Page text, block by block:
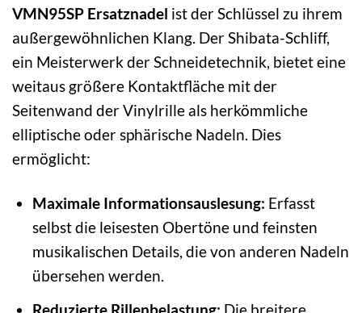
VMN95SP Ersatznadel ist der Schlüssel zu ihrem
außergewöhnlichen Klang. Der Shibata-Schliff,
ein Meisterwerk der Schneidetechnik, bietet eine
weitaus größere Kontaktfläche mit der
Seitenwand der Vinylrille als herkömmliche
elliptische oder sphärische Nadeln. Dies
ermöglicht:
Maximale Informationsauslesung: Erfasst
selbst die leisesten Obertöne und feinsten
musikalischen Details, die von anderen Nadeln
übersehen werden.
Reduzierte Rillenbelastung: Die breitere